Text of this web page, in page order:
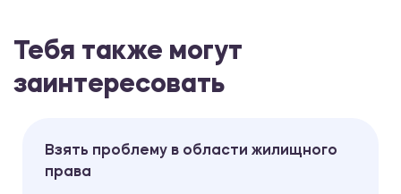
Тебя также могут
заинтересовать
Взять проблему в области жилищного
права